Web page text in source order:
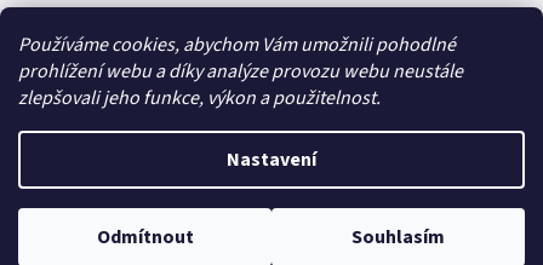
Používáme cookies, abychom Vám umožnili pohodlné
prohlížení webu a díky analýze provozu webu neustále
zlepšovali jeho funkce, výkon a použitelnost.
Nastavení
Odmítnout Souhlasím
Vytvořil Shoptet
Copyright 2026Epřístroje.cz. Všechna práva vyhrazena.Upravit